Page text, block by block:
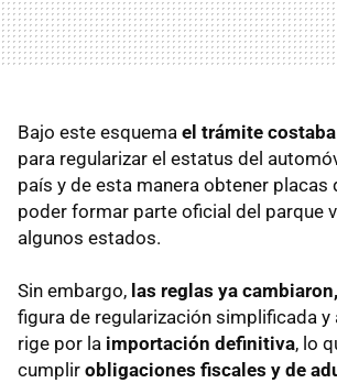
Bajo este esquema el trámite
para regularizar el estatus del
país y de esta manera obtener placas
poder formar parte oficial del parque
algunos estados.
Sin embargo, las reglas ya cambiaron,
figura de regularización simplificada y
rige por la importación definitiva, lo
cumplir obligaciones fiscales y de